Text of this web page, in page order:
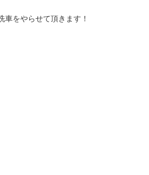
をやらせて頂きます！